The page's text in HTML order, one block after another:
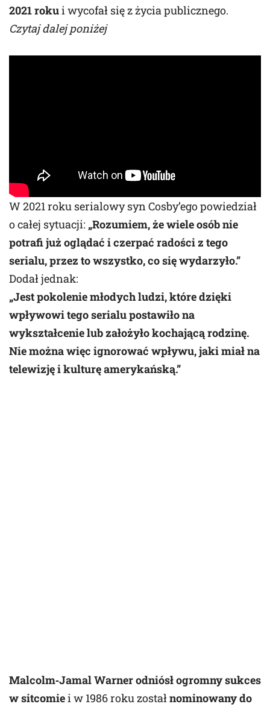
2021 rokui wycofał się z życia publicznego.
Czytaj dalej poniżej
W 2021 roku serialowy syn Cosby’ego powiedział
o całej sytuacji: „Rozumiem, że wiele osób nie
potrafi już oglądać i czerpać radości z tego
serialu, przez to wszystko, co się wydarzyło.”
Dodał jednak:
„Jest pokolenie młodych ludzi, które dzięki
wpływowi tego serialu postawiło na
wykształcenie lub założyło kochającą rodzinę.
Nie można więc ignorować wpływu, jaki miał na
telewizję i kulturę amerykańską.”
Malcolm‑Jamal Warnerodniósł ogromny sukces
w sitcomiei w 1986 roku został nominowany do